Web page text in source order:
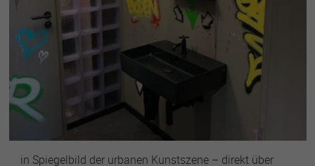
in Spiegelbild der urbanen Kunstszene – direkt über